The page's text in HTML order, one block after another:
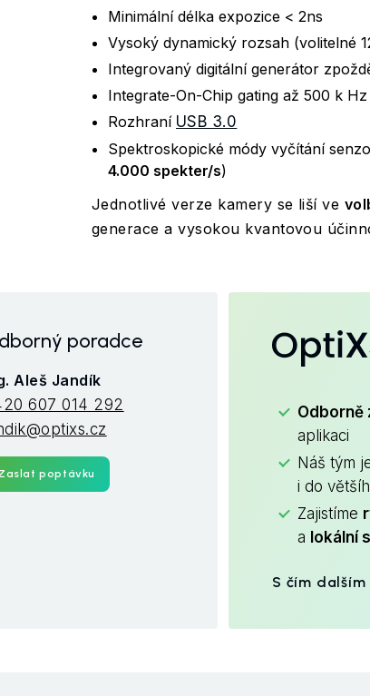
Minimální délka expozice < 2ns
Vysoký dynamický rozsah (volitelné
Integrovaný digitální generátor
Integrate-On-Chip gating až 500 k Hz
Rozhraní USB 3.0
Spektroskopické módy vyčítání
4.000 spekter/s)
Jednotlivé verze kamery se liší ve
generace a vysokou kvantovou
poradce
Aleš Jandík
607 014 292
poptávku
Odborně
aplikaci
Náš tým
i do
Zajistíme
a lokální
S čím